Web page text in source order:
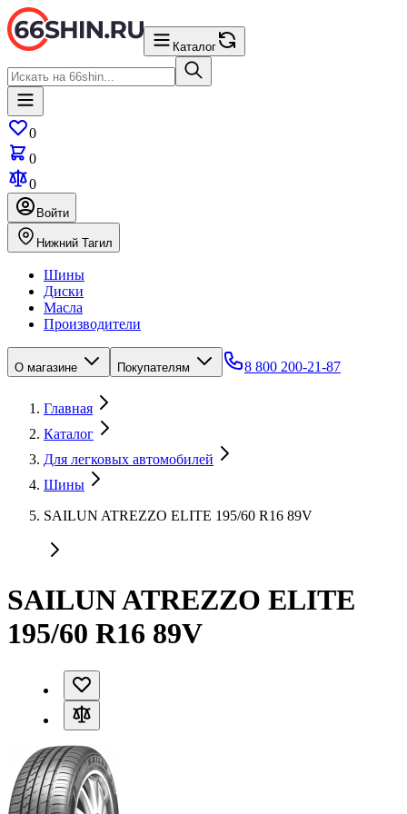
Каталог
0
0
0
Войти
Нижний Тагил
Шины
Диски
Масла
Производители
О магазине Покупателям 8 800 200-21-87
Главная
Каталог
Для легковых автомобилей
Шины
SAILUN ATREZZO ELITE 195/60 R16 89V
SAILUN ATREZZO ELITE
195/60 R16 89V